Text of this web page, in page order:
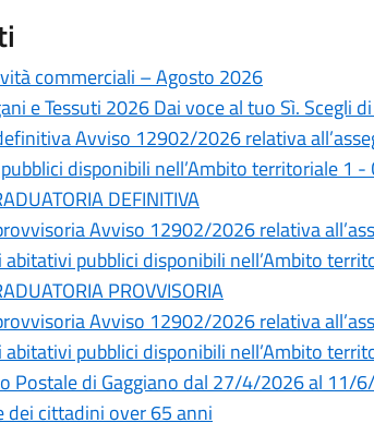
commerciali – Agosto 2026
e Tessuti 2026 Dai voce al tuo Sì. Scegli
Avviso 12902/2026 relativa
disponibili nell’Ambito territoriale 1 -
DEFINITIVA
Avviso 12902/2026 relativa
pubblici disponibili nell’Ambito
PROVVISORIA
Avviso 12902/2026 relativa
pubblici disponibili nell’Ambito
Postale di Gaggiano dal 27/4/2026 al 11/
dei cittadini over 65 anni